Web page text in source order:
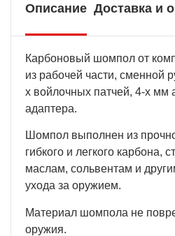
Описание Доставка и
Карбоновый шомпол от
из рабочей части, сменной
х войлочных патчей, 4-х мм
адаптера.
Шомпол выполнен из
гибкого и легкого карбона,
маслам, сольвентам и
ухода за оружием.
Материал шомпола не
оружия.